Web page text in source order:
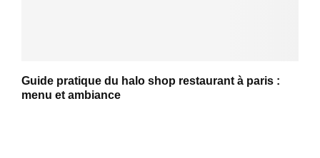
Guide pratique du halo shop restaurant à paris :
menu et ambiance